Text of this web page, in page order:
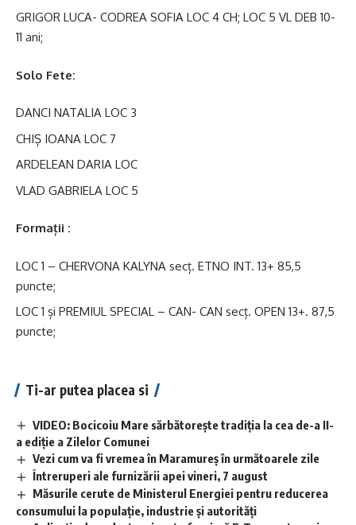
GRIGOR LUCA- CODREA SOFIA LOC 4 CH; LOC 5 VL DEB 10-
11 ani;
Solo Fete:
DANCI NATALIA LOC 3
CHIȘ IOANA LOC 7
ARDELEAN DARIA LOC
VLAD GABRIELA LOC 5
Formații :
LOC 1 – CHERVONA KALYNA secț. ETNO INT. 13+ 85,5
puncte;
LOC 1 și PREMIUL SPECIAL – CAN- CAN secț. OPEN 13+. 87,5
puncte;
Ti-ar putea placea si
VIDEO: Bocicoiu Mare sărbătorește tradiția la cea de-a II-
a ediție a Zilelor Comunei
Vezi cum va fi vremea în Maramureș în următoarele zile
Întreruperi ale furnizării apei vineri, 7 august
Măsurile cerute de Ministerul Energiei pentru reducerea
consumului la populație, industrie și autorități